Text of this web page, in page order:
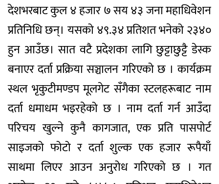
देशभरबाट कुल ४ हजार ७ सय ४३ जना महाधिवेशन
प्रतिनिधि छन्। यसको ४९.३४ प्रतिशत भनेको २३४०
हुन आउँछ। सात वटै प्रदेशका लागि छुट्टाछुट्टै डेस्क
बनाएर दर्ता प्रक्रिया सञ्चालन गरिएको छ । कार्यक्रम
स्थल भृकुटीमण्डप मूलगेट सँगैका स्टलहरूबाट नाम
दर्ता धमाधम भइरहेको छ । नाम दर्ता गर्न आउँदा
परिचय खुल्ने कुनै कागजात, एक प्रति पासपोर्ट
साइजको फोटो र दर्ता शुल्क एक हजार रूपैयाँ
साथमा लिएर आउन अनुरोध गरिएको छ । गत